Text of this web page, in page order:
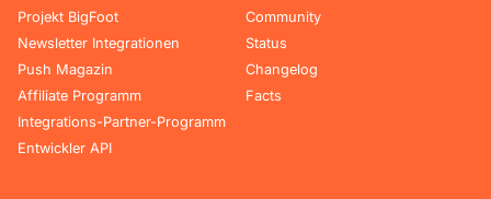
Projekt BigFoot
Newsletter Integrationen
Push Magazin
Affiliate Programm
Integrations-Partner-Programm
Entwickler API
Community
Status
Changelog
Facts